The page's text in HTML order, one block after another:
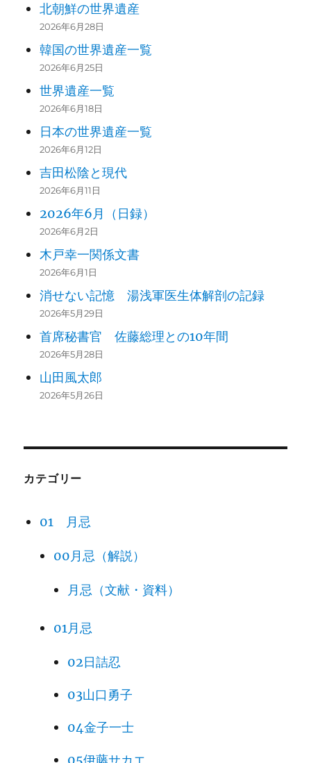
北朝鮮の世界遺産
2026年6月28日
韓国の世界遺産一覧
2026年6月25日
世界遺産一覧
2026年6月18日
日本の世界遺産一覧
2026年6月12日
吉田松陰と現代
2026年6月11日
2026年6月（日録）
2026年6月2日
木戸幸一関係文書
2026年6月1日
消せない記憶 湯浅軍医生体解剖の記録
2026年5月29日
首席秘書官 佐藤総理との10年間
2026年5月28日
山田風太郎
2026年5月26日
カテゴリー
01 月忌
00月忌（解説）
月忌（文献・資料）
01月忌
02日詰忍
03山口勇子
04金子一士
05伊藤サカエ